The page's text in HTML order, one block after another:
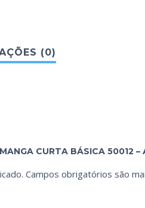
CURTA BÁSICA 50012 –
Campos obrigatórios são